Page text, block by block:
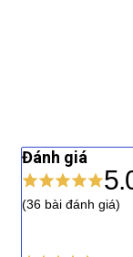
Đánh giá
(36 bài đánh giá)